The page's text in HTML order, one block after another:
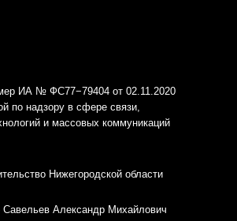
ИА № ФС77−79404 от 02.11.2020
по надзору в сфере связи,
и массовых коммуникаций
Нижегородской области
Александр Михайлович